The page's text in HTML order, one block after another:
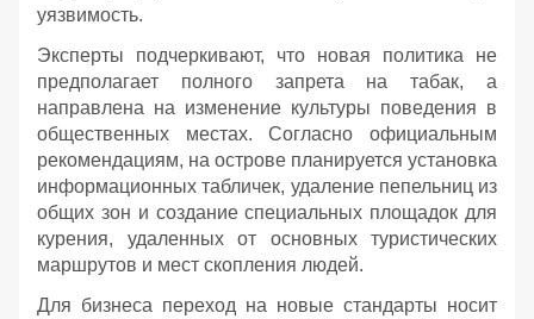
уязвимость.
Эксперты подчеркивают, что новая политика не
предполагает полного запрета на табак, а
направлена на изменение культуры поведения в
общественных местах. Согласно официальным
рекомендациям, на острове планируется установка
информационных табличек, удаление пепельниц из
общих зон и создание специальных площадок для
курения, удаленных от основных туристических
маршрутов и мест скопления людей.
Для бизнеса переход на новые стандарты носит